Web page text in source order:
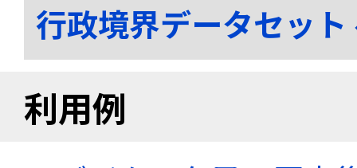
行政境界データセッ
利用例